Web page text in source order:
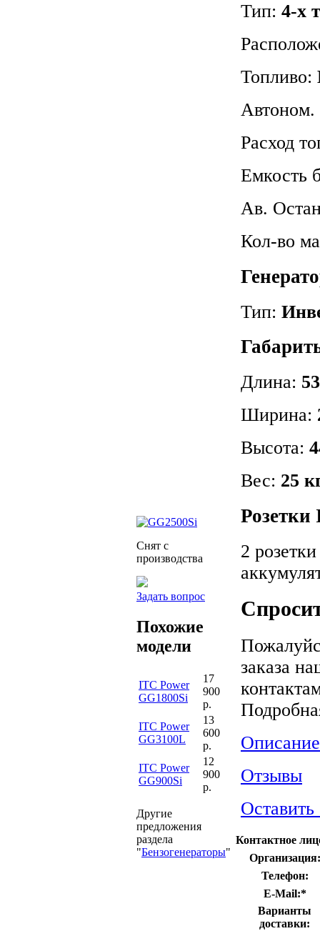
Снят с
производства
Задать вопрос
Похожие
модели
ITC Power
GG1800Si
17
900
р.
ITC Power
GG3100L
13
600
р.
ITC Power
GG900Si
12
900
р.
Другие
предложения
раздела
"Бензогенераторы"
Тип: 4-х
Топливо:
Автоном.
Расход
Емкость
Ав.
Кол-во
Тип:
Длина:
Ширина:
Высота:
Вес: 25
Розетки
2
заказа
Отзывы
Оставить
Контактное
Организация:
Телефон:
E-Mail:*
Варианты
доставки: